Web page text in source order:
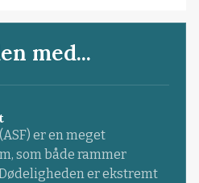
med...
er en meget
som både rammer
er ekstremt